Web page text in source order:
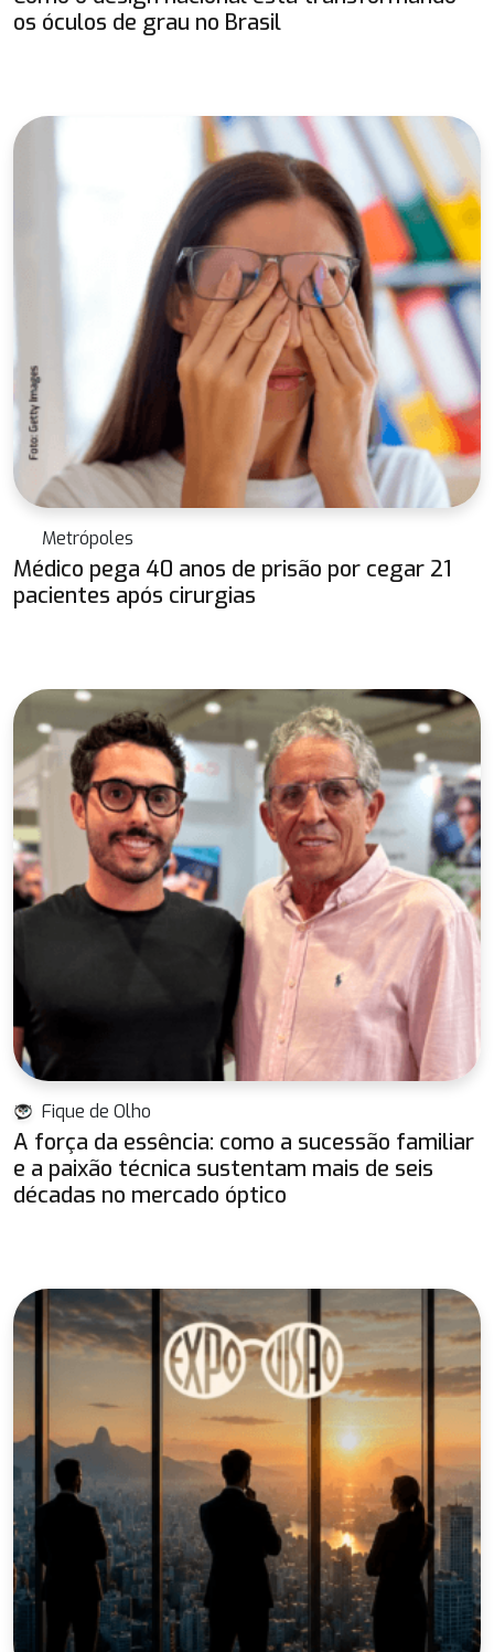
os óculos de grau no Brasil
Metrópoles
Médico pega 40 anos de prisão por cegar 21
pacientes após cirurgias
Fique de Olho
A força da essência: como a sucessão familiar
e a paixão técnica sustentam mais de seis
décadas no mercado óptico